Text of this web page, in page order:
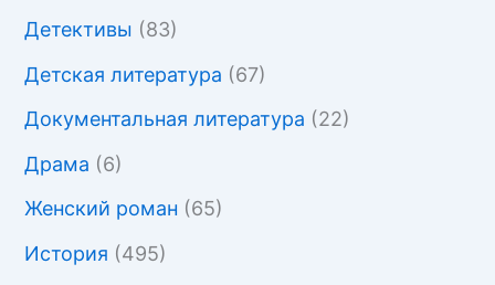
Детективы (83)
Детская литература (67)
Документальная литература (22)
Драма (6)
Женский роман (65)
История (495)